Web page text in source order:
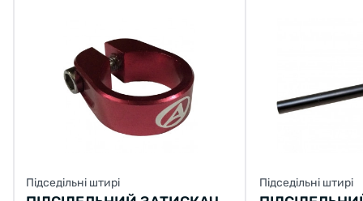
Підседільні штирі Підседільні штирі